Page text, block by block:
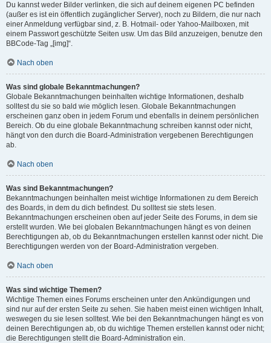
Du kannst weder Bilder verlinken, die sich auf deinem eigenen PC befinden
(außer es ist ein öffentlich zugänglicher Server), noch zu Bildern, die nur nach
einer Anmeldung verfügbar sind, z. B. Hotmail- oder Yahoo-Mailboxen, mit
einem Passwort geschützte Seiten usw. Um das Bild anzuzeigen, benutze den
BBCode-Tag „[img]“.
Nach oben
Was sind globale Bekanntmachungen?
Globale Bekanntmachungen beinhalten wichtige Informationen, deshalb
solltest du sie so bald wie möglich lesen. Globale Bekanntmachungen
erscheinen ganz oben in jedem Forum und ebenfalls in deinem persönlichen
Bereich. Ob du eine globale Bekanntmachung schreiben kannst oder nicht,
hängt von den durch die Board-Administration vergebenen Berechtigungen
ab.
Nach oben
Was sind Bekanntmachungen?
Bekanntmachungen beinhalten meist wichtige Informationen zu dem Bereich
des Boards, in dem du dich befindest. Du solltest sie stets lesen.
Bekanntmachungen erscheinen oben auf jeder Seite des Forums, in dem sie
erstellt wurden. Wie bei globalen Bekanntmachungen hängt es von deinen
Berechtigungen ab, ob du Bekanntmachungen erstellen kannst oder nicht. Die
Berechtigungen werden von der Board-Administration vergeben.
Nach oben
Was sind wichtige Themen?
Wichtige Themen eines Forums erscheinen unter den Ankündigungen und
sind nur auf der ersten Seite zu sehen. Sie haben meist einen wichtigen Inhalt,
weswegen du sie lesen solltest. Wie bei den Bekanntmachungen hängt es von
deinen Berechtigungen ab, ob du wichtige Themen erstellen kannst oder nicht;
die Berechtigungen stellt die Board-Administration ein.